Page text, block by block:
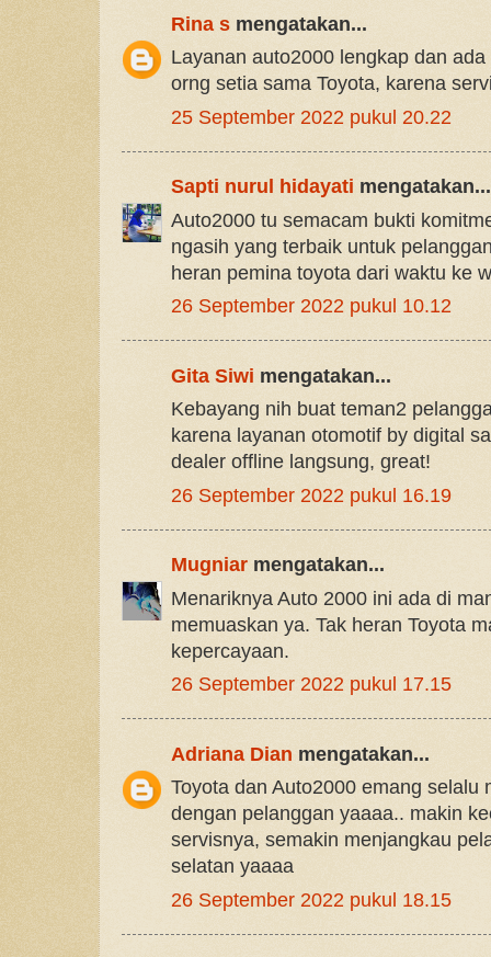
Rina s mengatakan...
Layanan auto2000 lengkap dan
orng setia sama Toyota, karena
25 September 2022 pukul 20.22
Sapti nurul hidayati mengatakan...
Auto2000 tu semacam bukti
ngasih yang terbaik untuk
heran pemina toyota dari waktu ke
26 September 2022 pukul 10.12
Gita Siwi mengatakan...
Kebayang nih buat teman2
karena layanan otomotif by digital
dealer offline langsung, great!
26 September 2022 pukul 16.19
Mugniar mengatakan...
Menariknya Auto 2000 ini ada di
memuaskan ya. Tak heran Toyota
kepercayaan.
26 September 2022 pukul 17.15
Adriana Dian mengatakan...
Toyota dan Auto2000 emang selalu
dengan pelanggan yaaaa.. makin
servisnya, semakin menjangkau
selatan yaaaa
26 September 2022 pukul 18.15